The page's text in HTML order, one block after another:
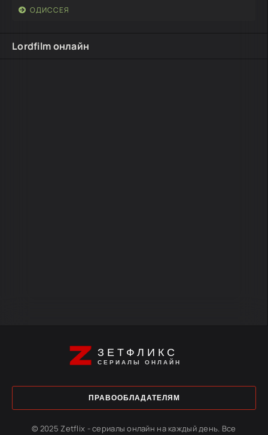
ОДИССЕЯ
Lordfilm онлайн
ЗЕТФЛИКС
СЕРИАЛЫ ОНЛАЙН
ПРАВООБЛАДАТЕЛЯМ
© 2025 Zetflix - сериалы онлайн на каждый день. Все